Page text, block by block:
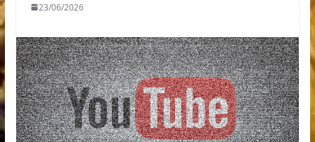
23/06/2026